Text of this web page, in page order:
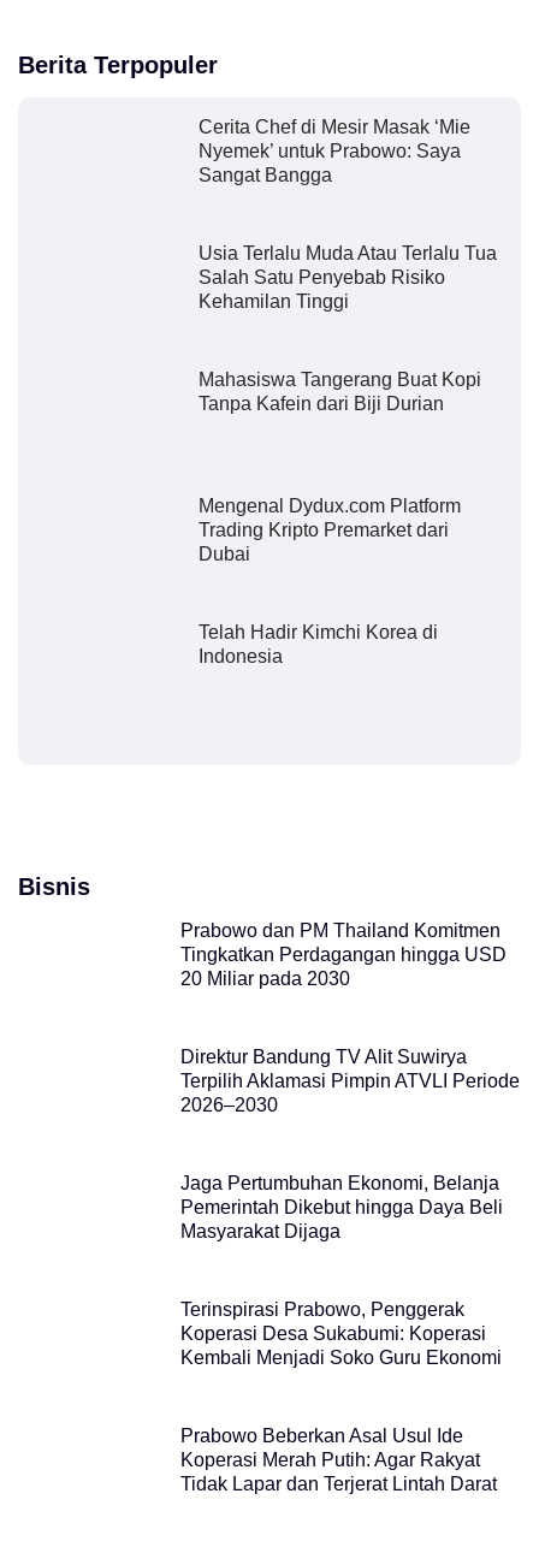
Berita Terpopuler
Cerita Chef di Mesir Masak ‘Mie
Nyemek’ untuk Prabowo: Saya
Sangat Bangga
Usia Terlalu Muda Atau Terlalu Tua
Salah Satu Penyebab Risiko
Kehamilan Tinggi
Mahasiswa Tangerang Buat Kopi
Tanpa Kafein dari Biji Durian
Mengenal Dydux.com Platform
Trading Kripto Premarket dari
Dubai
Telah Hadir Kimchi Korea di
Indonesia
Bisnis
Prabowo dan PM Thailand Komitmen
Tingkatkan Perdagangan hingga USD
20 Miliar pada 2030
Direktur Bandung TV Alit Suwirya
Terpilih Aklamasi Pimpin ATVLI Periode
2026–2030
Jaga Pertumbuhan Ekonomi, Belanja
Pemerintah Dikebut hingga Daya Beli
Masyarakat Dijaga
Terinspirasi Prabowo, Penggerak
Koperasi Desa Sukabumi: Koperasi
Kembali Menjadi Soko Guru Ekonomi
Prabowo Beberkan Asal Usul Ide
Koperasi Merah Putih: Agar Rakyat
Tidak Lapar dan Terjerat Lintah Darat